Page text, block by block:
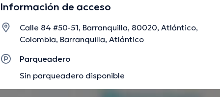
Información de acceso
Calle 84 #50-51, Barranquilla, 80020, Atlántico,
Colombia, Barranquilla, Atlántico
Parqueadero
Sin parqueadero disponible